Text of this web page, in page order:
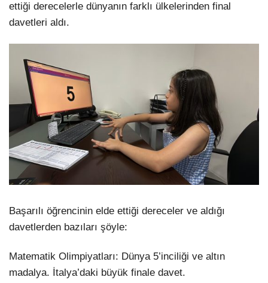
ettiği derecelerle dünyanın farklı ülkelerinden final
davetleri aldı.
Başarılı öğrencinin elde ettiği dereceler ve aldığı
davetlerden bazıları şöyle:
Matematik Olimpiyatları: Dünya 5’inciliği ve altın
madalya. İtalya’daki büyük finale davet.